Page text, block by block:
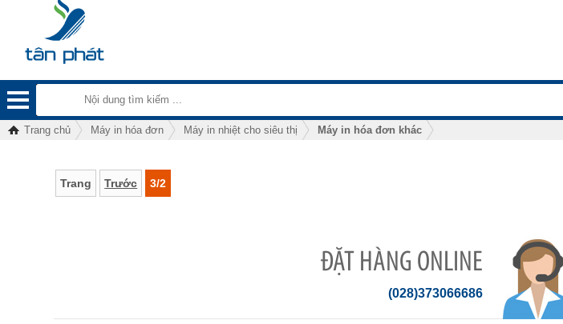
Trang chủ Máy in hóa đơn Máy in nhiệt cho siêu thị Máy in hóa đơn khác
Trang Trước 3/2
ĐẶT HÀNG ONLINE
(028)373066686